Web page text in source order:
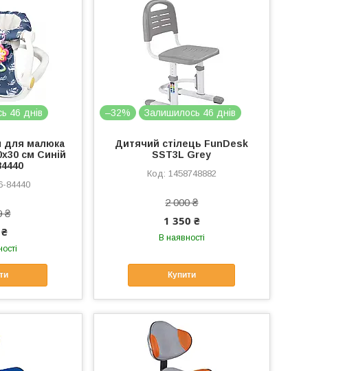
46 днів
для малюка
см Синій
84440
₴
–32% Залишилось 46 днів
Дитячий стілець FunDesk
SST3L Grey
1458748882
2 000 ₴
1 350 ₴
В наявності
Купити